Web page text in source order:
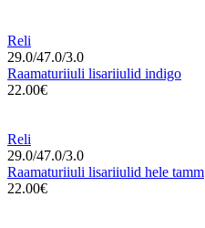
Reli
29.0/47.0/3.0
Raamaturiiuli lisariiulid indigo
22.00€
Reli
29.0/47.0/3.0
Raamaturiiuli lisariiulid hele tamm
22.00€